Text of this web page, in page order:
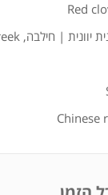
Red
יוונית | חילבה,
Chinese